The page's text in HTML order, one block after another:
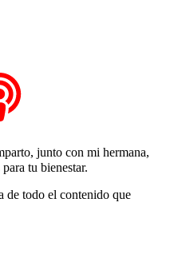
junto con mi hermana,
tu bienestar.
de todo el contenido que